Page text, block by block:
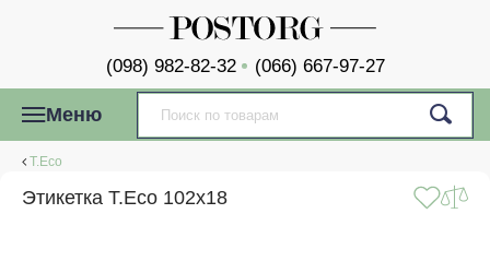
(098) 982-82-32 (066) 667-97-27
Меню
T.Eco
Этикетка T.Eco 102x18